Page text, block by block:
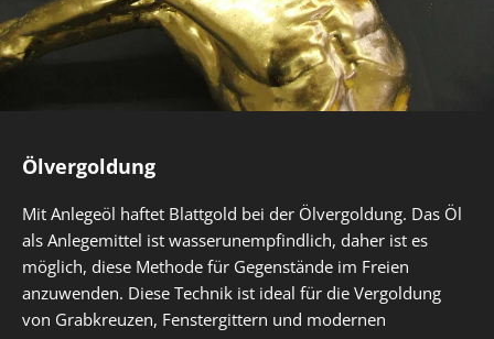
Ölvergoldung
Mit Anlegeöl haftet Blattgold bei der Ölvergoldung. Das Öl
als Anlegemittel ist wasserunempfindlich, daher ist es
möglich, diese Methode für Gegenstände im Freien
anzuwenden. Diese Technik ist ideal für die Vergoldung
von Grabkreuzen, Fenstergittern und modernen